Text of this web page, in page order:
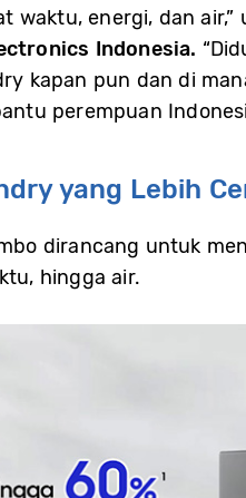
waktu, energi, dan air,”
Indonesia.
kapan pun dan di
perempuan
yang Lebih
dirancang untuk
hingga air.